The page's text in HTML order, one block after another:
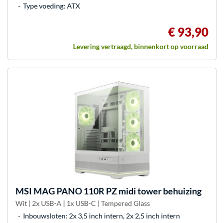
Type voeding: ATX
€ 93,90
Levering vertraagd, binnenkort op voorraad
MSI MAG PANO 110R PZ midi tower behuizing
Wit | 2x USB-A | 1x USB-C | Tempered Glass
Inbouwsloten: 2x 3,5 inch intern, 2x 2,5 inch intern